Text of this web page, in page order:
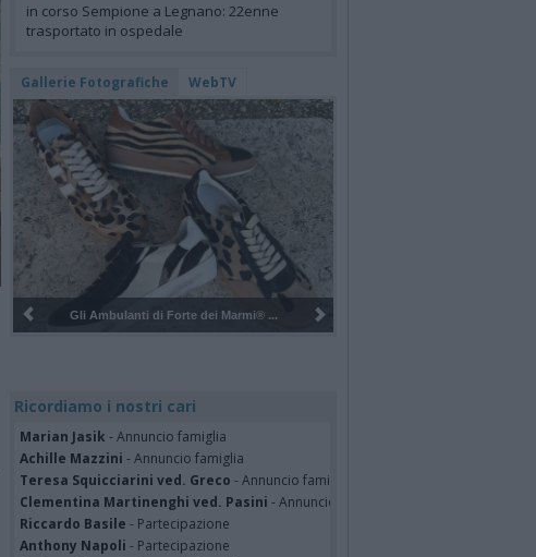
in corso Sempione a Legnano: 22enne
trasportato in ospedale
Gallerie Fotografiche WebTV
Pulizia del bosco del Rugareto a ...
Ricordiamo i nostri cari
Marian Jasik - Annuncio famiglia
Achille Mazzini - Annuncio famiglia
Teresa Squicciarini ved. Greco - Annuncio famiglia
Clementina Martinenghi ved. Pasini - Annuncio famiglia
Riccardo Basile - Partecipazione
Anthony Napoli - Partecipazione